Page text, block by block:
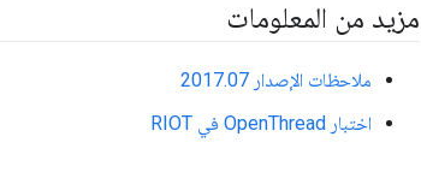
مزيد من المعلومات
ملاحظات الإصدار 2017.07
اختبار OpenThread في RIOT